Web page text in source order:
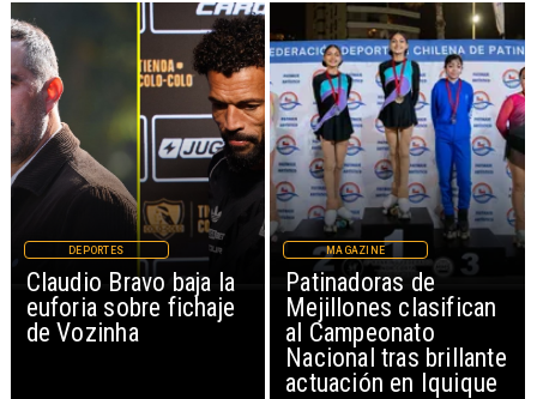
Claudio Bravo baja la
euforia sobre fichaje
de Vozinha
DEPORTES
Patinadoras de
Mejillones clasifican
al Campeonato
Nacional tras brillante
actuación en Iquique
MAGAZINE